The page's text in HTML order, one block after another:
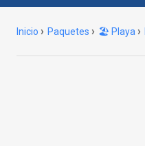
Inicio Paquetes 🏖️ Playa